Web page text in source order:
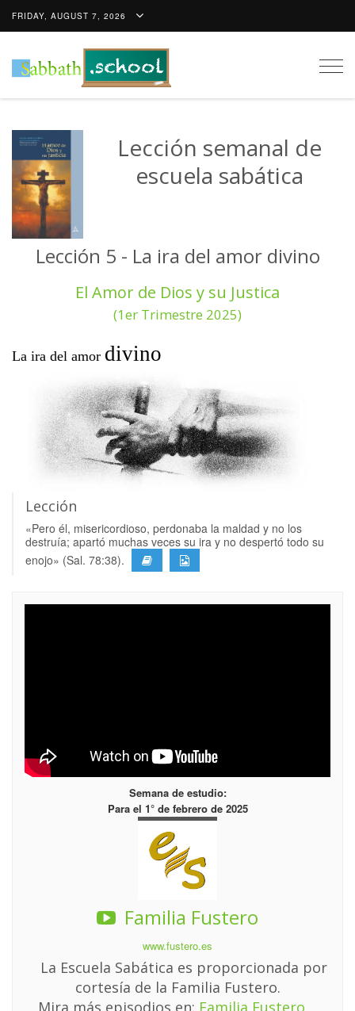
FRIDAY, AUGUST 7, 2026
Lección semanal de
escuela sabática
Lección 5 - La ira del amor divino
El Amor de Dios y su Justica
(1er Trimestre 2025)
La ira del amor divino
Lección
«Pero él, misericordioso, perdonaba la maldad y no los
destruía; apartó muchas veces su ira y no despertó todo su
enojo» (Sal. 78:38).
Semana de estudio:
Para el 1° de febrero de 2025
Familia Fustero
www.fustero.es
La Escuela Sabática es proporcionada por
cortesía de la Familia Fustero.
Mira más episodios en: Familia Fustero